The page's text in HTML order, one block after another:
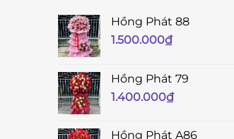
Hồng Phát 88
1.500.000₫
Hồng Phát 79
1.400.000₫
Hồng Phát A86